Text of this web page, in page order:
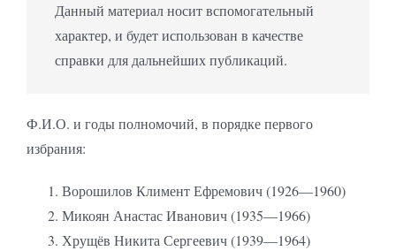
Данный материал носит вспомогательный
характер, и будет использован в качестве
справки для дальнейших публикаций.
Ф.И.О. и годы полномочий, в порядке первого
избрания:
Ворошилов Климент Ефремович (1926—1960)
Микоян Анастас Иванович (1935—1966)
Хрущёв Никита Сергеевич (1939—1964)